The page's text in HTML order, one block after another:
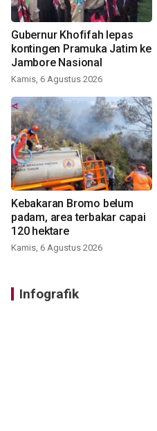
Gubernur Khofifah lepas
kontingen Pramuka Jatim ke
Jambore Nasional
Kamis, 6 Agustus 2026
Kebakaran Bromo belum
padam, area terbakar capai
120 hektare
Kamis, 6 Agustus 2026
Infografik